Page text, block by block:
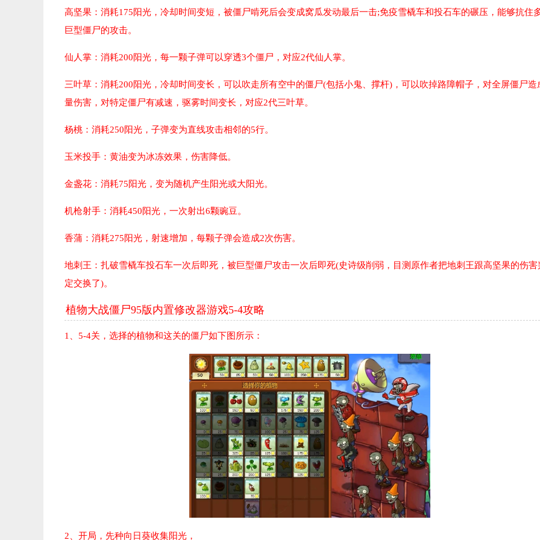
高坚果： 消耗175阳光，冷却时间变短，被僵尸啃死后会变成窝瓜发动最后一击;免疫雪橇车和投石车的碾压，能够抗住
巨型僵尸的攻击。
仙人掌： 消耗200阳光，每一颗子弹可以穿透3个僵尸，对应2代仙人掌。
三叶草： 消耗200阳光，冷却时间变长，可以吹走所有空中的僵尸(包括小鬼、撑杆)，可以吹掉路障帽子，对全屏僵尸造
量伤害，对特定僵尸有减速，驱雾时间变长，对应2代三叶草。
杨桃： 消耗250阳光，子弹变为直线攻击相邻的5行。
玉米投手： 黄油变为冰冻效果，伤害降低。
金盏花： 消耗75阳光，变为随机产生阳光或大阳光。
机枪射手： 消耗450阳光，一次射出6颗豌豆。
香蒲： 消耗275阳光，射速增加，每颗子弹会造成2次伤害。
地刺王： 扎破雪橇车投石车一次后即死，被巨型僵尸攻击一次后即死(史诗级削弱，目测原作者把地刺王跟高坚果的伤害
定交换了)。
植物大战僵尸95版内置修改器游戏5-4攻略
1、5-4关，选择的植物和这关的僵尸如下图所示：
2、开局，先种向日葵收集阳光，